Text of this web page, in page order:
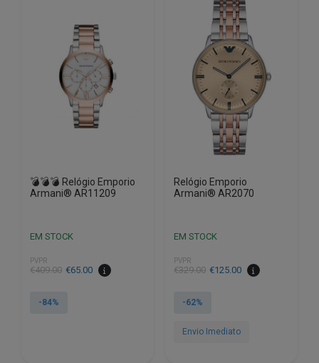
💣💣💣 Relógio Emporio
Armani® AR11209
EM STOCK
PVPR
€409.00
O
original
€65.00
O
atual
-84%
Relógio Emporio
Armani® AR2070
EM STOCK
PVPR
€329.00
O
original
€329.00.
€125.00
O
atual
€125.00.
-62%
Envio Imediato